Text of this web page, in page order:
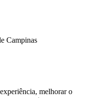
Campinas
melhorar o